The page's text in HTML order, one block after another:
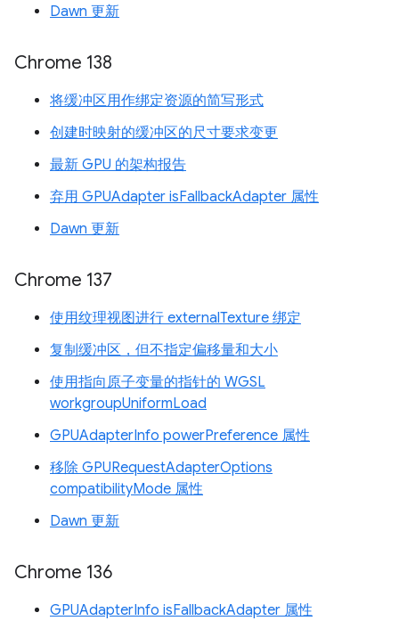
Dawn 更新
Chrome 138
将缓冲区用作绑定资源的简写形式
创建时映射的缓冲区的尺寸要求变更
最新 GPU 的架构报告
弃用 GPUAdapter isFallbackAdapter 属性
Dawn 更新
Chrome 137
使用纹理视图进行 externalTexture 绑定
复制缓冲区，但不指定偏移量和大小
使用指向原子变量的指针的 WGSL
workgroupUniformLoad
GPUAdapterInfo powerPreference 属性
移除 GPURequestAdapterOptions
compatibilityMode 属性
Dawn 更新
Chrome 136
GPUAdapterInfo isFallbackAdapter 属性